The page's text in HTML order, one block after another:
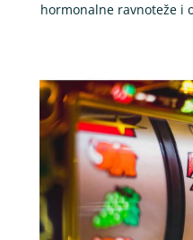
hormonalne ravnoteže i